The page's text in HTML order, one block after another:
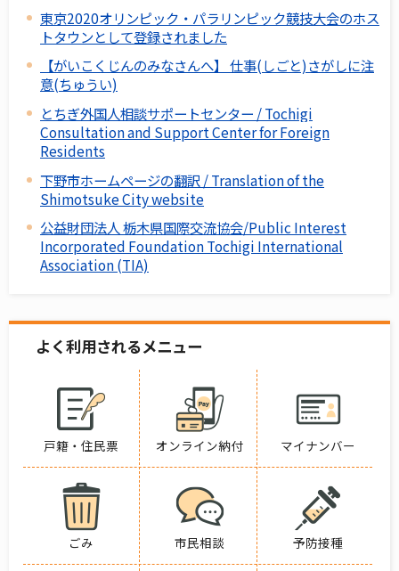
東京2020オリンピック・パラリンピック競技大会のホス
トタウンとして登録されました
【がいこくじんのみなさんへ】 仕事(しごと)さがしに注
意(ちゅうい)
とちぎ外国人相談サポートセンター / Tochigi
Consultation and Support Center for Foreign
Residents
下野市ホームページの翻訳 / Translation of the
Shimotsuke City website
公益財団法人 栃木県国際交流協会/Public Interest
Incorporated Foundation Tochigi International
Association (TIA)
よく利用されるメニュー
戸籍・住民票 オンライン納付 マイナンバー
ごみ 市民相談 予防接種